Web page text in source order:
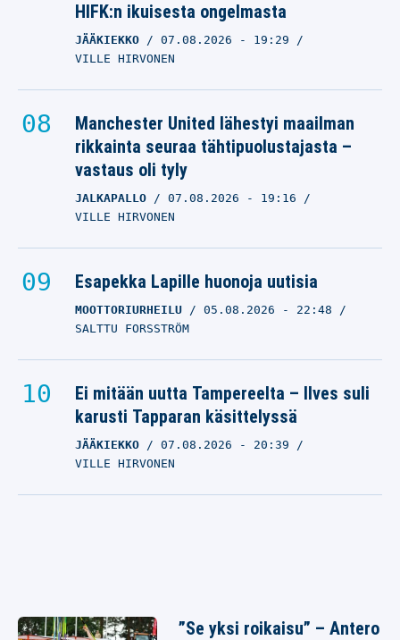
HIFK:n ikuisesta ongelmasta
JÄÄKIEKKO 07.08.2026 - 19:29
VILLE HIRVONEN
Manchester United lähestyi maailman
rikkainta seuraa tähtipuolustajasta –
vastaus oli tyly
JALKAPALLO 07.08.2026 - 19:16
VILLE HIRVONEN
Esapekka Lapille huonoja uutisia
MOOTTORIURHEILU 05.08.2026 - 22:48
SALTTU FORSSTRÖM
Ei mitään uutta Tampereelta – Ilves suli
karusti Tapparan käsittelyssä
JÄÄKIEKKO 07.08.2026 - 20:39
VILLE HIRVONEN
”Se yksi roikaisu” – Antero